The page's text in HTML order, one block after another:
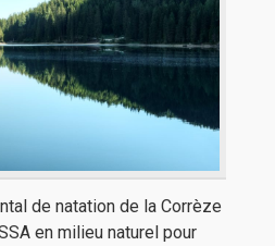
de natation de la Corrèze
en milieu naturel pour